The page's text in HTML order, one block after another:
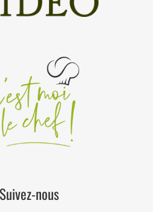
Suivez-nous